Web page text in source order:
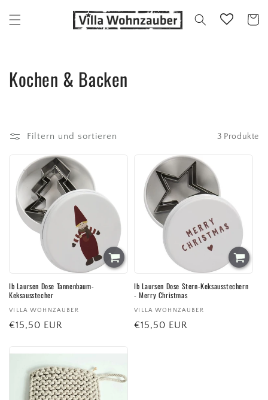
zum
Inhalt
K
e
o
:
Kochen & Backen
Filtern und sortieren 3 Produkte
Ib Laursen Dose Tannenbaum-
Keksausstecher
Anbieter:
VILLA WOHNZAUBER
Normaler
€15,50 EUR
Ib Laursen Dose Stern-Keksausstechern
- Merry Christmas
Anbieter:
VILLA WOHNZAUBER
Normaler
€15,50 EUR